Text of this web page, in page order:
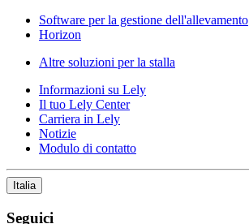
Software per la gestione dell'allevamento
Horizon
Altre soluzioni per la stalla
Informazioni su Lely
Il tuo Lely Center
Carriera in Lely
Notizie
Modulo di contatto
Italia
Seguici